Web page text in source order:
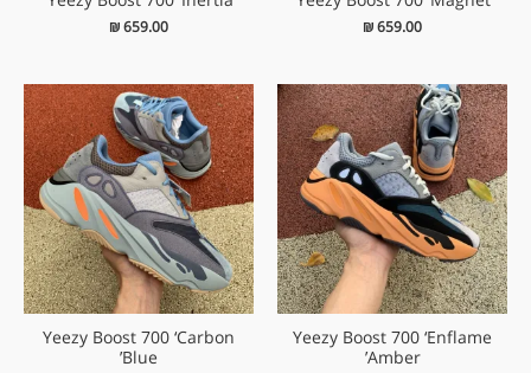
₪659.00
₪659.00
Yeezy Boost 700 ‘Enflame
Amber’
Yeezy Boost 700 ‘Carbon
Blue’